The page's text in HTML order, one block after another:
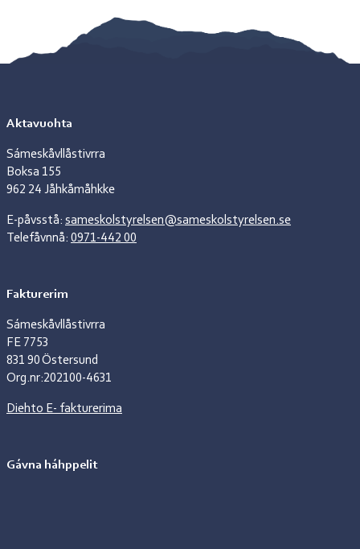
Aktavuohta
Sámeskåvllåstivrra
Boksa 155
962 24 Jåhkåmåhkke
E-påvsstå: sameskolstyrelsen@sameskolstyrelsen.se
Telefåvnnå: 0971-442 00
Fakturerim
Sámeskåvllåstivrra
FE 7753
831 90 Östersund
Org.nr:202100-4631
Diehto E- fakturerima
Gávna háhppelit